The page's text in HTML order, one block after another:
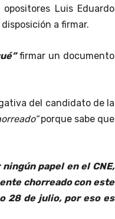
Luis Eduardo
a firmar.
firmar un documento
del candidato de la
porque sabe que
papel en el CNE,
chorreado con este
28 de julio, por eso es